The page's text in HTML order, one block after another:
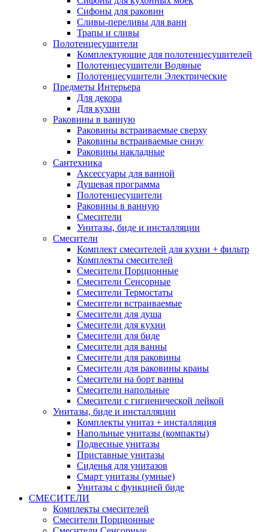
Сифоны для раковин
Сливы-переливы для ванн
Трапы и сливы
Полотенцесушители
Комплектующие для полотенцесушителей
Полотенцесушители Водяные
Полотенцесушители Электрические
Предметы Интерьера
Для декора
Для кухни
Раковины в ванную
Раковины встраиваемые сверху
Раковины встраиваемые снизу
Раковины накладные
Сантехника
Аксессуары для ванной
Душевая программа
Полотенцесушители
Раковины в ванную
Смесители
Унитазы, биде и инсталляции
Смесители
Комплект смесителей для кухни + фильтр
Комплекты смесителей
Смесители Порционные
Смесители Сенсорные
Смесители Термостаты
Смесители встраиваемые
Смесители для душа
Смесители для кухни
Смесители для биде
Смесители для ванны
Смесители для раковины
Смесители для раковины краны
Смесители на борт ванны
Смесители напольные
Смесители с гигиенической лейкой
Унитазы, биде и инсталляции
Комплекты унитаз + инсталляция
Напольные унитазы (компакты)
Подвесные унитазы
Приставные унитазы
Сиденья для унитазов
Смарт унитазы (умные)
Унитазы с функцией биде
СМЕСИТЕЛИ
Комплекты смесителей
Смесители Порционные